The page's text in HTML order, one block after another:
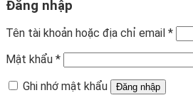
Đăng nhập
Tên tài khoản hoặc địa chỉ email *
Mật khẩu *
Ghi nhớ mật khẩu
Đăng nhập